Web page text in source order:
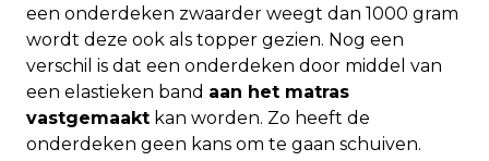
een onderdeken zwaarder weegt dan 1000 gram
wordt deze ook als topper gezien. Nog een
verschil is dat een onderdeken door middel van
een elastieken band aan het matras
vastgemaakt kan worden. Zo heeft de
onderdeken geen kans om te gaan schuiven.